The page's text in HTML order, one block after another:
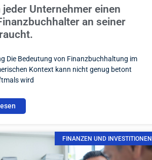
jeder Unternehmer einen
an seiner
Die Bedeutung von Finanzbuchhaltung im
Kontext kann nicht genug betont
wird
FINANZEN UND INVESTITIONEN